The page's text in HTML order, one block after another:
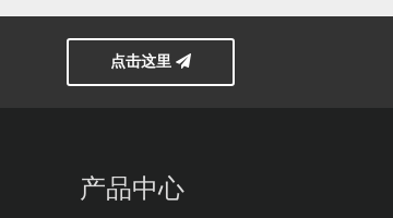
点击这里
产品中心